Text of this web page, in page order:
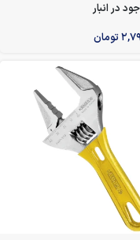
در انبار
تومان